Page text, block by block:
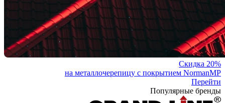
Скидка 20%
на металлочерепицу с покрытием NormanMP
Перейти
Популярные бренды